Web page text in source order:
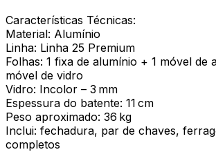
Características Técnicas:
Material: Alumínio
Linha: Linha 25 Premium
Folhas: 1 fixa de alumínio + 1 móvel de
móvel de vidro
Vidro: Incolor – 3 mm
Espessura do batente: 11 cm
Peso aproximado: 36 kg
Inclui: fechadura, par de chaves,
completos